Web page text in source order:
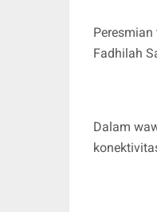
Fadhilah
Dalam